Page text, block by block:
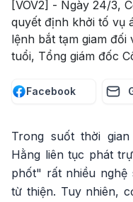
[VOV2] - Ngày 24/3,
quyết định khởi tố vụ
lệnh bắt tạm giam đối
tuổi, Tổng giám đốc
Facebook
Trong suốt thời
Hằng liên tục phát
phốt" rất nhiều
từ thiện. Tuy nhiên,